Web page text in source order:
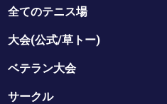
全てのテニス場
大会(公式/草トー)
ベテラン大会
サークル